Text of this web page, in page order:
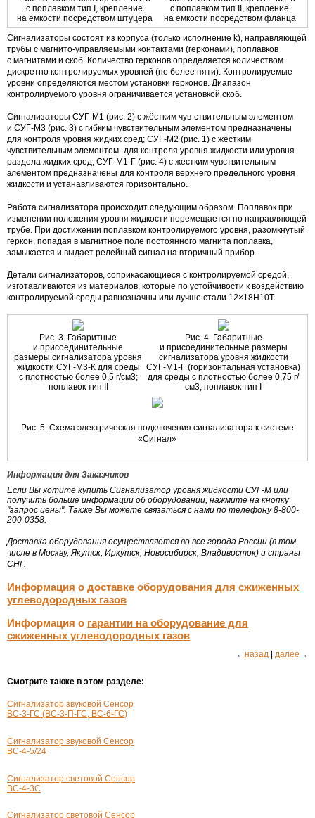
с поплавком тип I, крепление
на емкости посредством штуцера
с поплавком тип II, крепление
на емкости посредством фланца
Сигнализаторы состоят из корпуса (только исполнение k), направляющей
трубы с магнито-управляемыми контактами (герконами), поплавков
с магнитами и скоб. Количество герконов определяется количеством
дискретно контролируемых уровней (не более пяти). Контролируемые
уровни определяются местом установки герконов. Диапазон
контролируемого уровня ограничивается установкой скоб.
Сигнализаторы СУГ-М1 (рис. 2) с жёстким чув-ствительным элементом
и СУГ-М3 (рис. 3) с гибким чувствительным элементом предназначены
для контроля уровня жидких сред; СУГ-М2 (рис. 1) с жёстким
чувствительным элементом -для контроля уровня жидкости или уровня
раздела жидких сред; СУГ-М1-Г (рис. 4) с жестким чувствительным
элементом предназначены для контроля верхнего предельного уровня
жидкости и устанавливаются горизонтально.
Работа сигнализатора происходит следующим образом. Поплавок при
изменении положения уровня жидкости перемещается по направляющей
трубе. При достижении поплавком контролируемого уровня, разомкнутый
геркон, попадая в магнитное поле постоянного магнита поплавка,
замыкается и выдает релейный сигнал на вторичный прибор.
Детали сигнализаторов, соприкасающиеся с контролируемой средой,
изготавливаются из материалов, которые по устойчивости к воздействию
контролируемой среды равнозначны или лучше стали 12×18Н10Т.
Рис. 3. Габаритные
и присоединительные
размеры сигнализатора уровня
жидкости СУГ-М3-Кдля среды
с плотностью более 0,5 г/см3;
поплавок тип II
Рис. 4. Габаритные
и присоединительные размеры
сигнализатора уровня жидкости
СУГ-М1-Г (горизонтальная установка)
для среды с плотностью более 0,75 г/
см3; поплавок тип I
Рис. 5. Схема электрическая подключения сигнализатора к системе
«Сигнал»
Информация для Заказчиков
Если Вы хотите купить Сигнализатор уровня жидкости СУГ-М или
получить больше информации об оборудовании, нажмите на кнопку
"запрос цены". Также Вы можете связаться с нами по телефону 8-800-
200-0358.
Доставка оборудования осуществляется во все города России (в том
числе в Москву, Якутск, Иркутск, Новосибирск, Владивосток) и страны
СНГ.
Информация о доставке оборудования для сжиженных
углеводородных газов
Информация о гарантии на оборудование для
сжиженных углеводородных газов
←назад | далее →
Смотрите также в этом разделе:
Сигнализатор звуковой Сенсор
ВС-3-ГС (ВС-3-П-ГС ВС-6-ГС)
Сигнализатор звуковой Сенсор
ВС-4-5/24
Сигнализатор световой Сенсор
ВС-4-3С
Сигнализатор световой Сенсор